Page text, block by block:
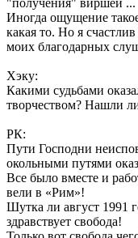
"получения" виршей ...
Иногда ощущение
какая то. Но я
моих благодарных
Хэку:
Какими судьбами
творчеством? Нашли
РК:
Пути Господни
окольными путями
Все было вместе и
вели в «Рим»!
Шутка ли август 1991
здравствует свобода!